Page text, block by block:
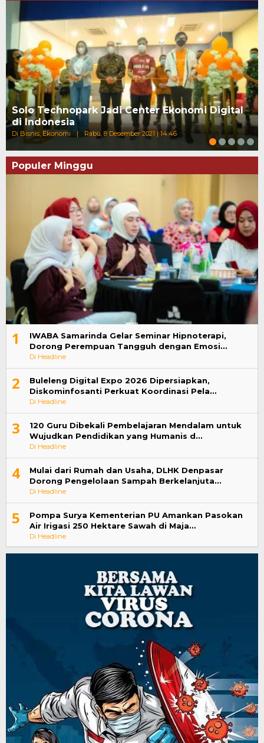
Solo Technopark Jadi Center Ekonomi Digital
di Indonesia
Di Bisnis, Ekonomi | Rabu, 8 Desember 2021 | 14:46
Populer Minggu
1
IWABA Samarinda Gelar Seminar Hipnoterapi,
Dorong Perempuan Tangguh dengan Emosi…
Di Headline
2
Buleleng Digital Expo 2026 Dipersiapkan,
Diskominfosanti Perkuat Koordinasi Pela…
Di Headline
3
120 Guru Dibekali Pembelajaran Mendalam untuk
Wujudkan Pendidikan yang Humanis d…
Di Headline
4
Mulai dari Rumah dan Usaha, DLHK Denpasar
Dorong Pengelolaan Sampah Berkelanjuta…
Di Headline
5
Pompa Surya Kementerian PU Amankan Pasokan
Air Irigasi 250 Hektare Sawah di Maja…
Di Headline